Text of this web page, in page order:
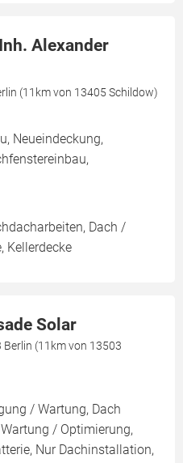
Alexander
(11km von 13405 Schildow)
Neueindeckung,
Dach /
Kellerdecke
Solar
Berlin (11km von 13503
/ Wartung, Dach
/ Optimierung,
Nur Dachinstallation,